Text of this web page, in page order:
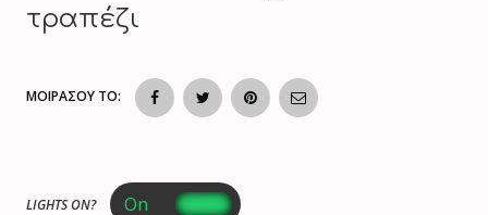
τραπέζι
ΜΟΙΡΑΣΟΥ ΤΟ:
LIGHTS ON?